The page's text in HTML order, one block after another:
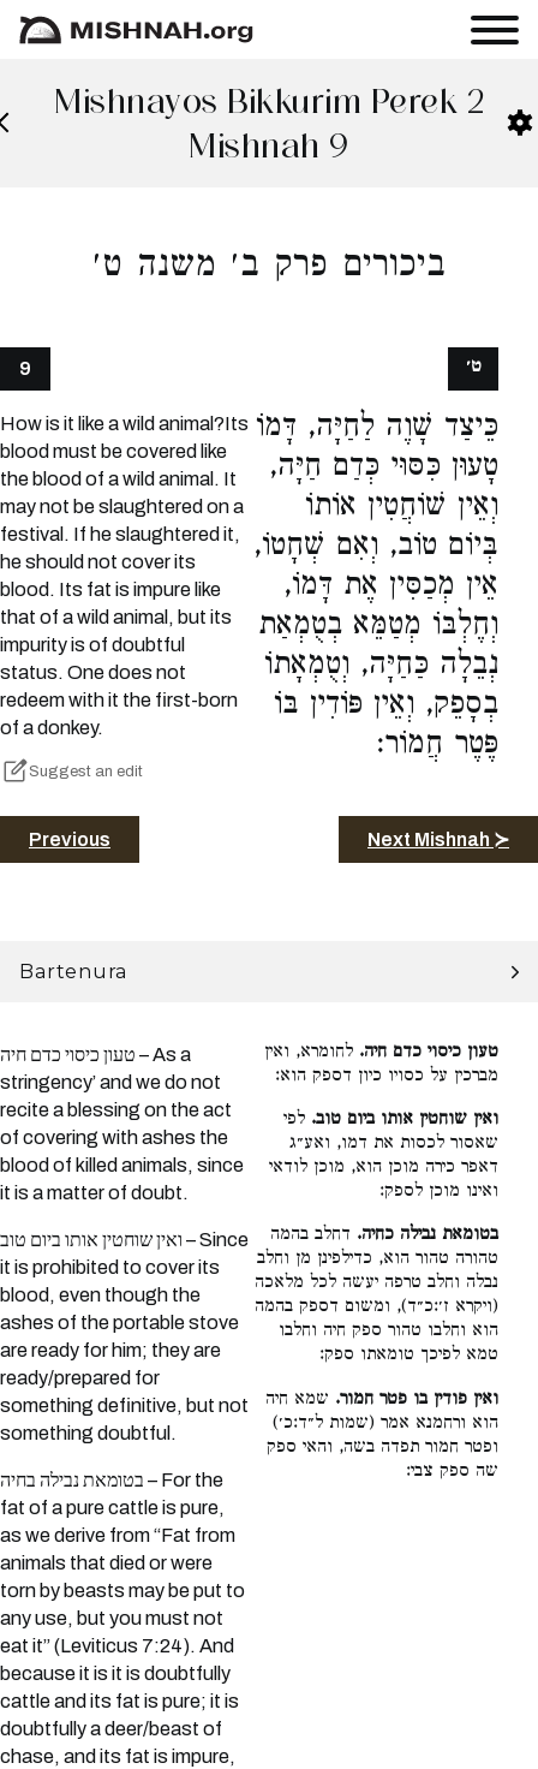
Mishnayos Bikkurim Perek 2
Mishnah 9
ביכורים פרק ב׳ משנה ט׳
9
How is it like a wild animal?Its
blood must be covered like
the blood of a wild animal. It
may not be slaughtered on a
festival. If he slaughtered it,
he should not cover its
blood. Its fat is impure like
that of a wild animal, but its
impurity is of doubtful
status. One does not
redeem with it the first-born
of a donkey.
Suggest an edit
כֵּיצַד שָׁוֶה לַחַיָּה, דָּמוֹ
טָעוּן כִּסּוּי כְּדַם חַיָּה,
וְאֵין שׁוֹחֲטִין אוֹתוֹ
בְּיוֹם טוֹב, וְאִם שְׁחָטוֹ,
אֵין מְכַסִּין אֶת דָּמוֹ,
וְחֶלְבּוֹ מְטַמֵּא בְטֻמְאַת
נְבֵלָה כַּחַיָּה, וְטֻמְאָתוֹ
בְסָפֵק, וְאֵין פּוֹדִין בּוֹ
פֶּטֶר חֲמוֹר:
ט׳
Previous Next Mishnah ≻
Bartenura
טעון כיסוי כדם חיה – As a
stringency’ and we do not
recite a blessing on the act
of covering with ashes the
blood of killed animals, since
it is a matter of doubt.
ואין שוחטין אותו ביום טוב – Since
it is prohibited to cover its
blood, even though the
ashes of the portable stove
are ready for him; they are
ready/prepared for
something definitive, but not
something doubtful.
בטומאת נבילה בחיה – For the
fat of a pure cattle is pure,
as we derive from “Fat from
animals that died or were
torn by beasts may be put to
any use, but you must not
eat it” (Leviticus 7:24). And
because it is it is doubtfully
cattle and its fat is pure; it is
doubtfully a deer/beast of
chase, and its fat is impure,
טעון כיסוי כדם חיה. לחומרא, ואין
מברכין על כסויו כיון דספק הוא:
ואין שוחטין אותו ביום טוב. לפי
שאסור לכסות את דמו, ואע״ג
דאפר כירה מוכן הוא, מוכן לודאי
ואינו מוכן לספק:
בטומאת נבילה כחיה. דחלב בהמה
טהורה טהור הוא, כדילפינן מן וחלב
נבלה וחלב טרפה יעשה לכל מלאכה
(ויקרא ז׳:כ״ד), ומשום דספק בהמה
הוא וחלבו טהור ספק חיה וחלבו
טמא לפיכך טומאתו ספק:
ואין פודין בו פטר חמור. שמא חיה
הוא ורחמנא אמר (שמות ל״ד:כ׳)
ופטר חמור תפדה בשה, והאי ספק
שה ספק צבי: